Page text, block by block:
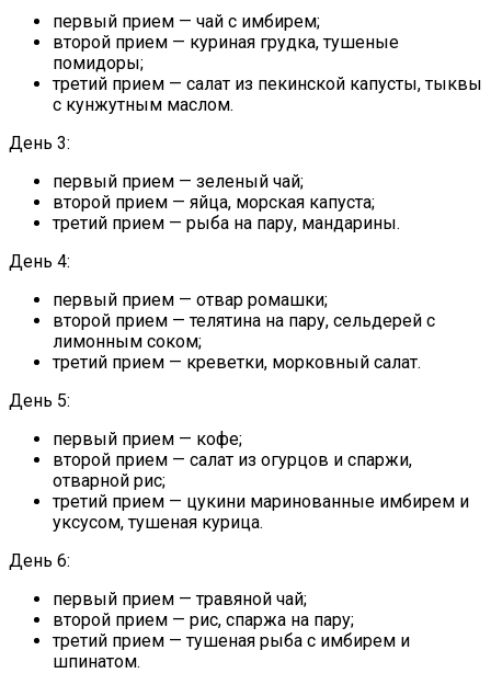
первый прием — чай с имбирем;
второй прием — куриная грудка, тушеные
помидоры;
третий прием — салат из пекинской капусты, тыквы
с кунжутным маслом.
День 3:
первый прием — зеленый чай;
второй прием — яйца, морская капуста;
третий прием — рыба на пару, мандарины.
День 4:
первый прием — отвар ромашки;
второй прием — телятина на пару, сельдерей с
лимонным соком;
третий прием — креветки, морковный салат.
День 5:
первый прием — кофе;
второй прием — салат из огурцов и спаржи,
отварной рис;
третий прием — цукини маринованные имбирем и
уксусом, тушеная курица.
День 6:
первый прием — травяной чай;
второй прием — рис, спаржа на пару;
третий прием — тушеная рыба с имбирем и
шпинатом.